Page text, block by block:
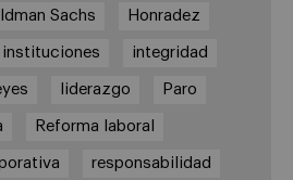
Sachs Honradez
instituciones integridad
liderazgo Paro
Reforma laboral
responsabilidad